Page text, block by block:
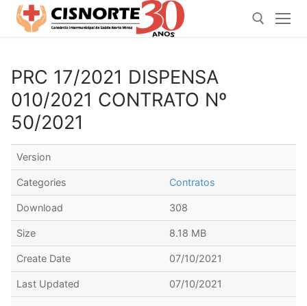
Pular
para
Pesquisar por:
PRC 17/2021 DISPENSA
010/2021 CONTRATO Nº
50/2021
Version
Categories Contratos
Download 308
Size 8.18 MB
Create Date 07/10/2021
Last Updated 07/10/2021